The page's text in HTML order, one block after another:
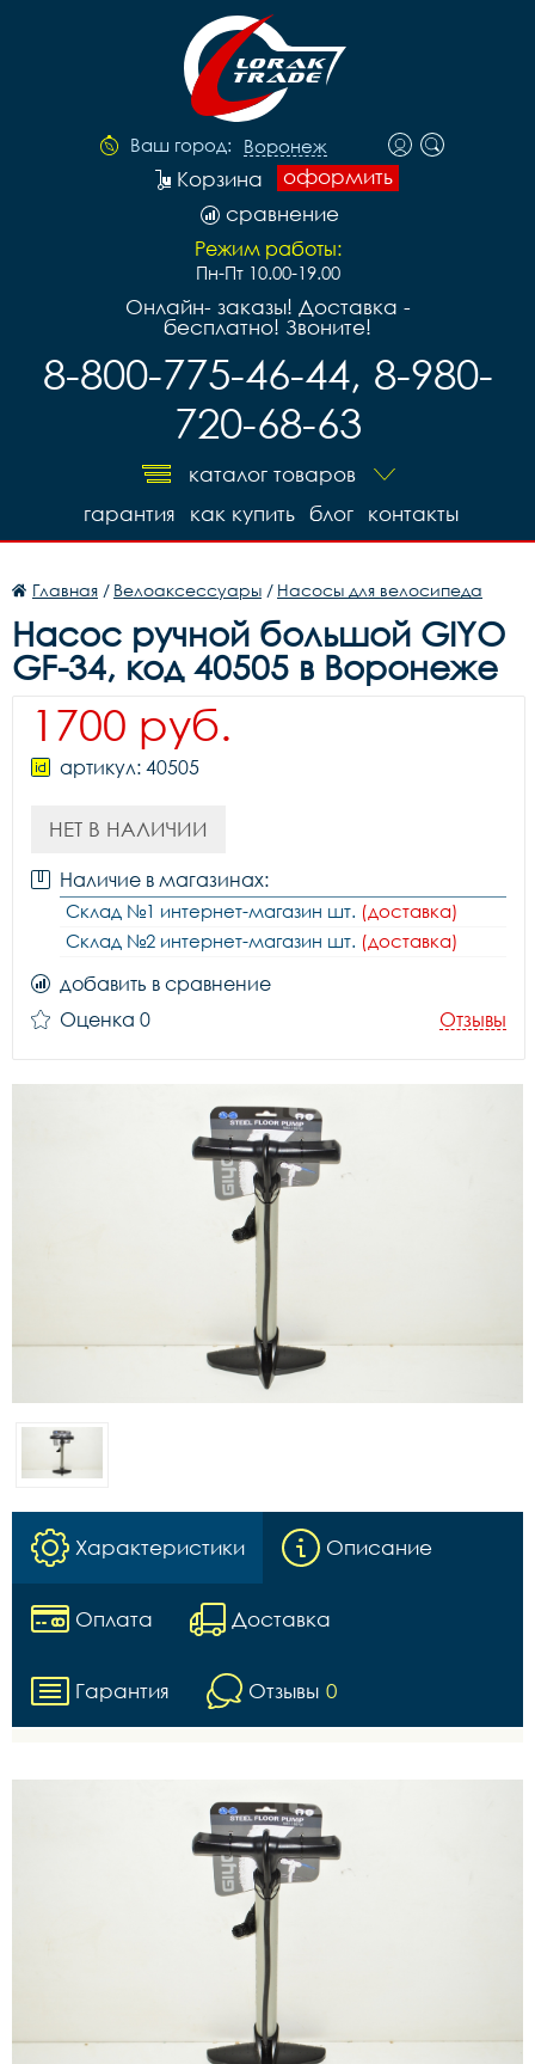
Ваш город: Воронеж
оформить
Корзина
сравнение
Режим работы:
Пн-Пт 10.00-19.00
Онлайн- заказы! Доставка -
бесплатно! Звоните!
8-800-775-46-44, 8-980-
720-68-63
каталог товаров
контакты
блог
как купить
гарантия
Главная / Велоаксессуары / Насосы для велосипеда
Насос ручной большой GIYO
GF-34, код 40505 в Воронеже
1700 руб.
артикул: 40505
НЕТ В НАЛИЧИИ
Наличие в магазинах:
Склад №1 интернет-магазин шт. (доставка)
Склад №2 интернет-магазин шт. (доставка)
добавить в сравнение
Оценка 0
Отзывы
Характеристики Описание
Оплата Доставка
Гарантия Отзывы 0